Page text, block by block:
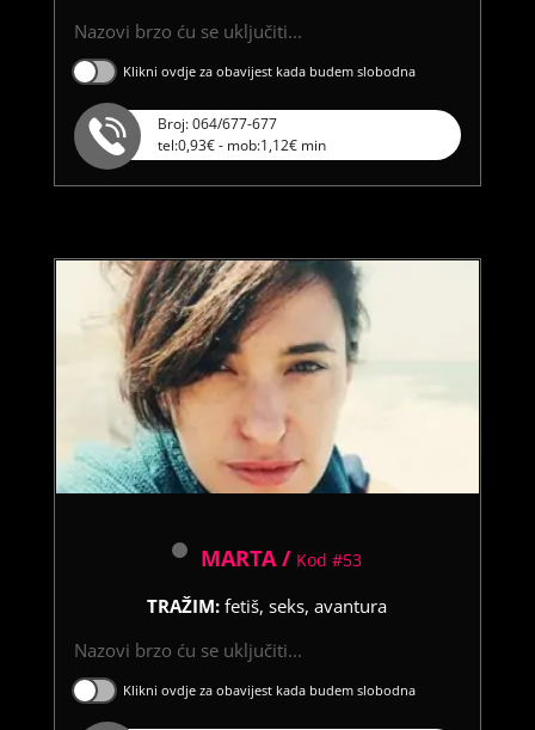
Nazovi brzo ću se uključiti...
Klikni ovdje za obavijest kada budem slobodna
Broj: 064/677-677
tel:0,93€ - mob:1,12€ min
MARTA / Kod #53
TRAŽIM:fetiš, seks, avantura
Nazovi brzo ću se uključiti...
Klikni ovdje za obavijest kada budem slobodna